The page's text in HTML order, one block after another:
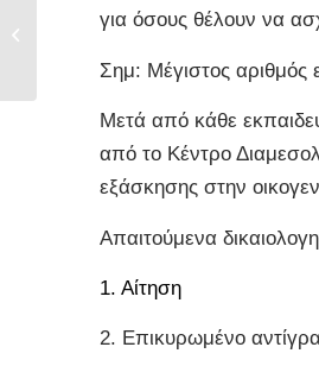
για όσους θέλουν να
Σημ: Μέγιστος
Μετά από κάθε
από το Κέντρο
εξάσκησης στην
Απαιτούμενα
1. Αίτηση
2. Επικυρωμένο
ΝΕΟ ΕΚΠΑΙΔΕΥΤΙΚΟ
ΣΕΜΙΝΑΡΙΟ
ΟΙΚΟΓΕΝΕΙΑΚΗΣ...